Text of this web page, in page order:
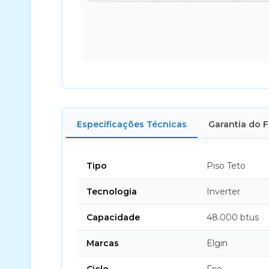
Especificações Técnicas Garantia do
Tipo Piso Teto
Tecnologia Inverter
Capacidade 48.000 btus
Marcas Elgin